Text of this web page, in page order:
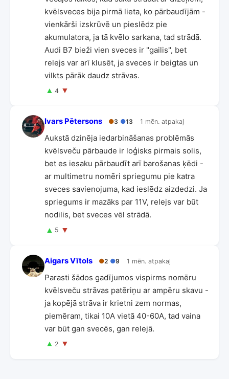
kvēlsveces bija pirmā lieta, ko pārbaudījām -
vienkārši izskrūvē un pieslēdz pie
akumulatora, ja tā kvēlo sarkana, tad strādā.
Audi B7 bieži vien sveces ir "gailis", bet
relejs var arī klusēt, ja sveces ir beigtas un
vilkts pārāk daudz strāvas.
▲ 4 ▼
Ivars Pētersons ●3 ●13 1 mēn. atpakaļ
Aukstā dzinēja iedarbināšanas problēmās
kvēlsveču pārbaude ir loģisks pirmais solis,
bet es iesaku pārbaudīt arī barošanas ķēdi -
ar multimetru nomēri spriegumu pie katra
sveces savienojuma, kad ieslēdz aizdedzi. Ja
spriegums ir mazāks par 11V, relejs var būt
nodilis, bet sveces vēl strādā.
▲ 5 ▼
Aigars Vītols ●2 ●9 1 mēn. atpakaļ
Parasti šādos gadījumos vispirms nomēru
kvēlsveču strāvas patēriņu ar ampēru skavu -
ja kopējā strāva ir krietni zem normas,
piemēram, tikai 10A vietā 40-60A, tad vaina
var būt gan svecēs, gan relejā.
▲ 2 ▼